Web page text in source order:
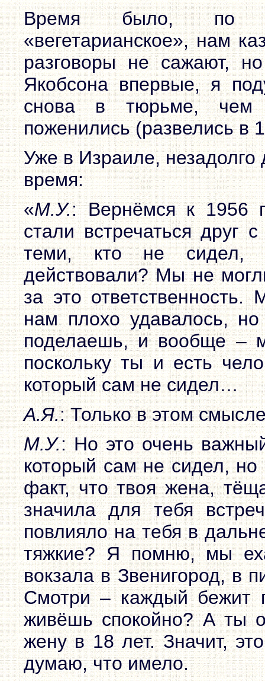
Время было, по
«вегетарианское», нам
разговоры не сажают,
Якобсона впервые, я
снова в тюрьме, чем
поженились (развелись в
Уже в Израиле,
время:
«М.У.: Вернёмся к 1956
стали встречаться
теми, кто не сидел,
действовали? Мы не
за это ответственность.
нам плохо удавалось,
поделаешь, и вообще –
поскольку ты и есть
который сам не сидел…
А.Я.: Только в этом
М.У.: Но это очень
который сам не сидел, но
факт, что твоя жена,
значила для тебя
повлияло на тебя в
тяжкие? Я помню, мы
вокзала в Звенигород, в
Смотри – каждый бежит
живёшь спокойно? А ты
жену в 18 лет. Значит,
думаю, что имело.